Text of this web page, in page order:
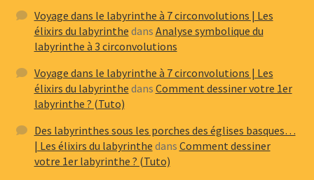
Voyage dans le labyrinthe à 7 circonvolutions | Les
élixirs du labyrinthe dans Analyse symbolique du
labyrinthe à 3 circonvolutions
Voyage dans le labyrinthe à 7 circonvolutions | Les
élixirs du labyrinthe dans Comment dessiner votre 1er
labyrinthe ? (Tuto)
Des labyrinthes sous les porches des églises basques…
| Les élixirs du labyrinthe dans Comment dessiner
votre 1er labyrinthe ? (Tuto)